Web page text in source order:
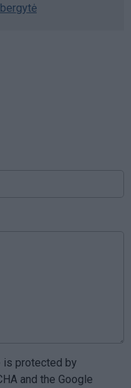
is protected by
and the Google